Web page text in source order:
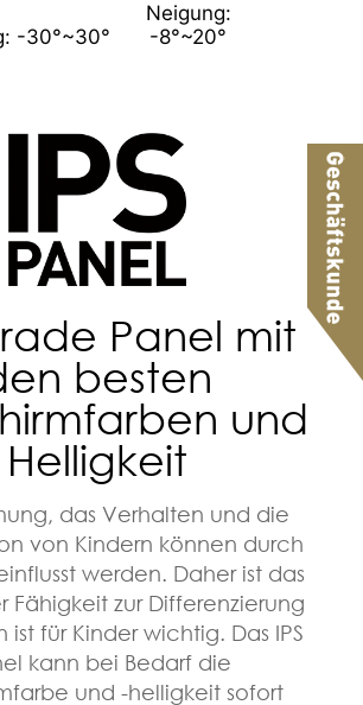
-30°~30°
Neigung:
-8°~20°
Panel mit
besten
und
Helligkeit
das Verhalten und die
von Kindern können durch
werden. Daher ist das
Fähigkeit zur Differenzierung
ist für Kinder wichtig. Das IPS
kann bei Bedarf die
und -helligkeit sofort